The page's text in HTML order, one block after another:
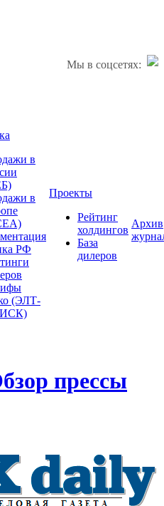
Мы в соцсетях:
в
в
РФ
(ЭЛТ-
Проекты
Рейтинг
холдингов
База
дилеров
Архив
прессы